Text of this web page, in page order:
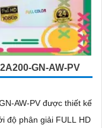
GN-AW-PV
AW-PV được thiết kế
độ phân giải FULL HD